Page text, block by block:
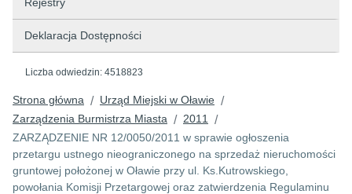
Deklaracja Dostępności
Liczba odwiedzin: 4518823
Strona główna / Urząd Miejski w Oławie /
Zarządzenia Burmistrza Miasta / 2011 /
ZARZĄDZENIE NR 12/0050/2011 w sprawie ogłoszenia
przetargu ustnego nieograniczonego na sprzedaż nieruchomości
gruntowej położonej w Oławie przy ul. Ks.Kutrowskiego,
powołania Komisji Przetargowej oraz zatwierdzenia Regulaminu